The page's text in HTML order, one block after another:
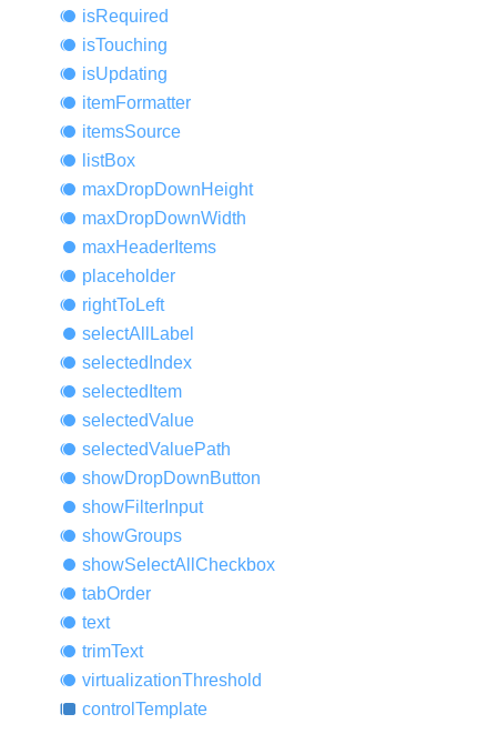
isRequired
isTouching
isUpdating
itemFormatter
itemsSource
listBox
maxDropDownHeight
maxDropDownWidth
maxHeader Items
placeholder
rightToLeft
selectAll
Label
selected Index
selected Item
selectedValue
selectedValuePath
showDropDownButton
showFilter Input
showGroups
showSelectAll Checkbox
tabOrder
text
trimText
virtualizationThreshold
control Template